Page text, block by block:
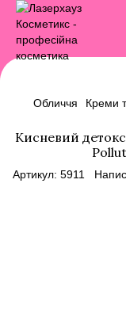
Обличчя Креми
Кисневий
Артикул: 5911